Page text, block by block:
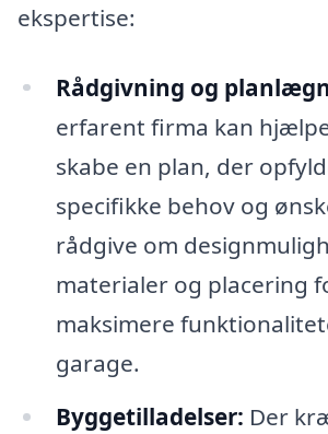
ekspertise:
Rådgivning og
erfarent firma kan
skabe en plan, der
specifikke behov og
rådgive om
materialer og placering
maksimere
garage.
Byggetilladelser: Der